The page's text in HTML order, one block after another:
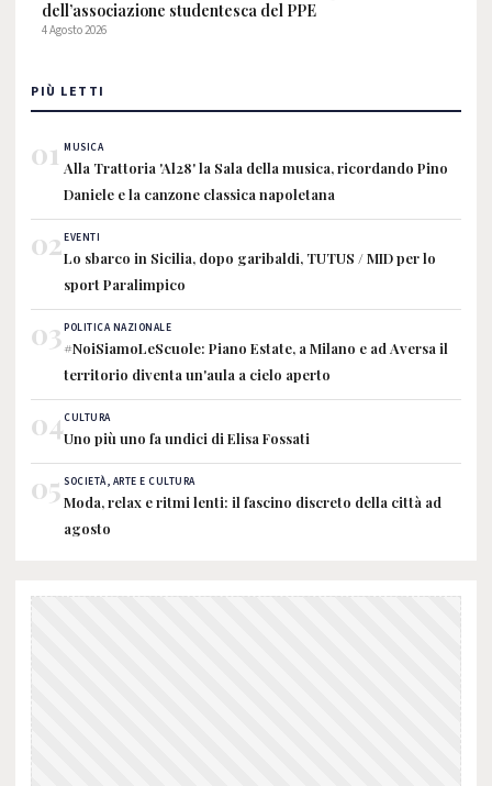
dell’associazione studentesca del PPE
4 Agosto 2026
PIÙ LETTI
01 MUSICA
Alla Trattoria 'Al28' la Sala della musica, ricordando Pino
Daniele e la canzone classica napoletana
02EVENTI
Lo sbarco in Sicilia, dopo garibaldi, TUTUS / MID per lo
sport Paralimpico
03POLITICA NAZIONALE
#NoiSiamoLeScuole: Piano Estate, a Milano e ad Aversa il
territorio diventa un'aula a cielo aperto
04CULTURA
Uno più uno fa undici di Elisa Fossati
05 SOCIETÀ, ARTE E CULTURA
Moda, relax e ritmi lenti: il fascino discreto della città ad
agosto